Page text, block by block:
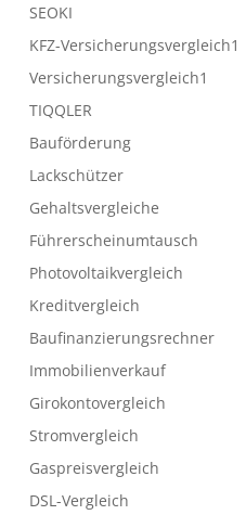
SEOKI
KFZ-Versicherungsvergleich1
Versicherungsvergleich1
TIQQLER
Bauförderung
Lackschützer
Gehaltsvergleiche
Führerscheinumtausch
Photovoltaikvergleich
Kreditvergleich
Baufinanzierungsrechner
Immobilienverkauf
Girokontovergleich
Stromvergleich
Gaspreisvergleich
DSL-Vergleich